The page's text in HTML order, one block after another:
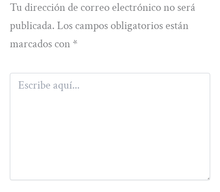
Tu dirección de correo electrónico no será
publicada. Los campos obligatorios están
marcados con *
Escribe
aquí...